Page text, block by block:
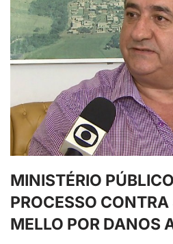
MINISTÉRIO
PROCESSO CONTRA
MELLO POR DANOS